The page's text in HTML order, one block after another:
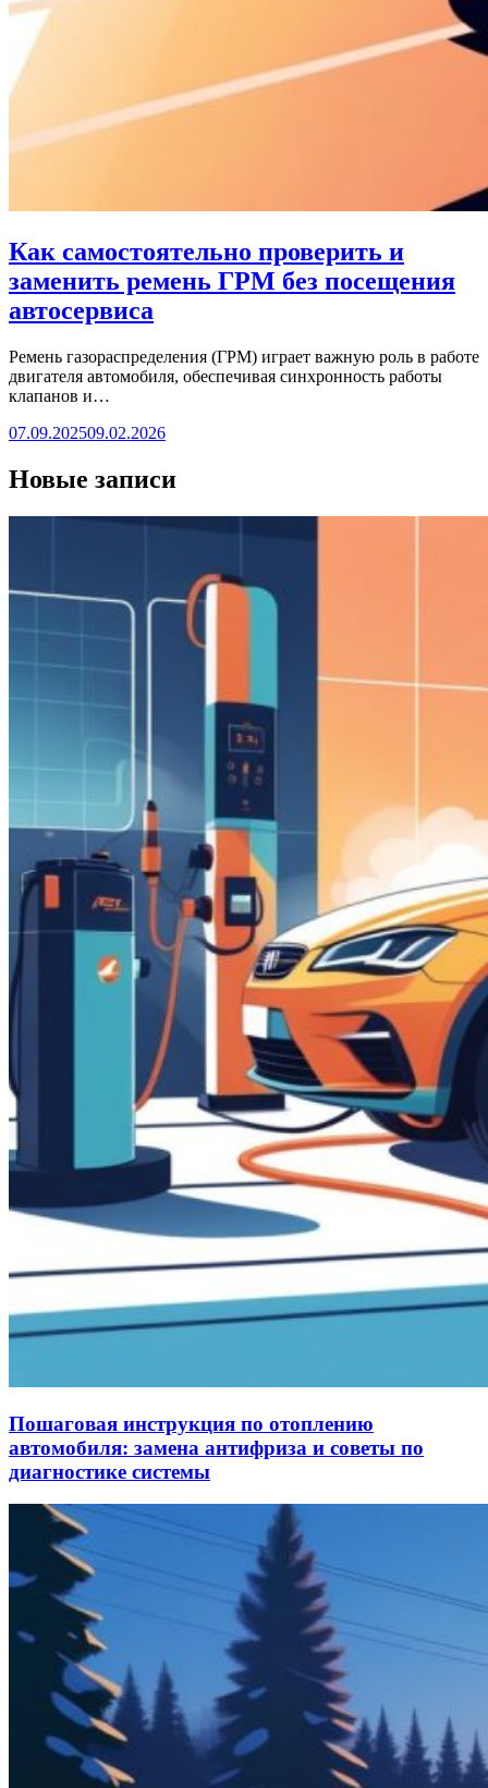
Как самостоятельно проверить и
заменить ремень ГРМ без посещения
автосервиса
Ремень газораспределения (ГРМ) играет важную роль в работе
двигателя автомобиля, обеспечивая синхронность работы
клапанов и…
07.09.202509.02.2026
Новые записи
Пошаговая инструкция по отоплению
автомобиля: замена антифриза и советы по
диагностике системы